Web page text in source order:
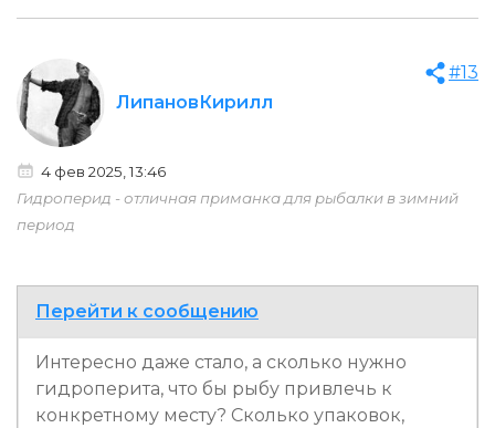
ЛипановКирилл
#13
4 фев 2025, 13:46
Гидроперид - отличная приманка для рыбалки в зимний
период
Перейти к сообщению
Интересно даже стало, а сколько нужно
гидроперита, что бы рыбу привлечь к
конкретному месту? Сколько упаковок,